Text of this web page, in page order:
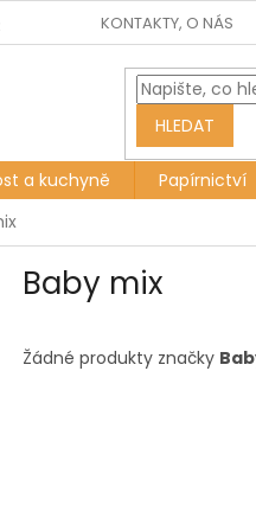
KONTAKTY, O NÁS
HLEDAT
a kuchyně Papírnictví
Baby mix
Žádné produkty značky